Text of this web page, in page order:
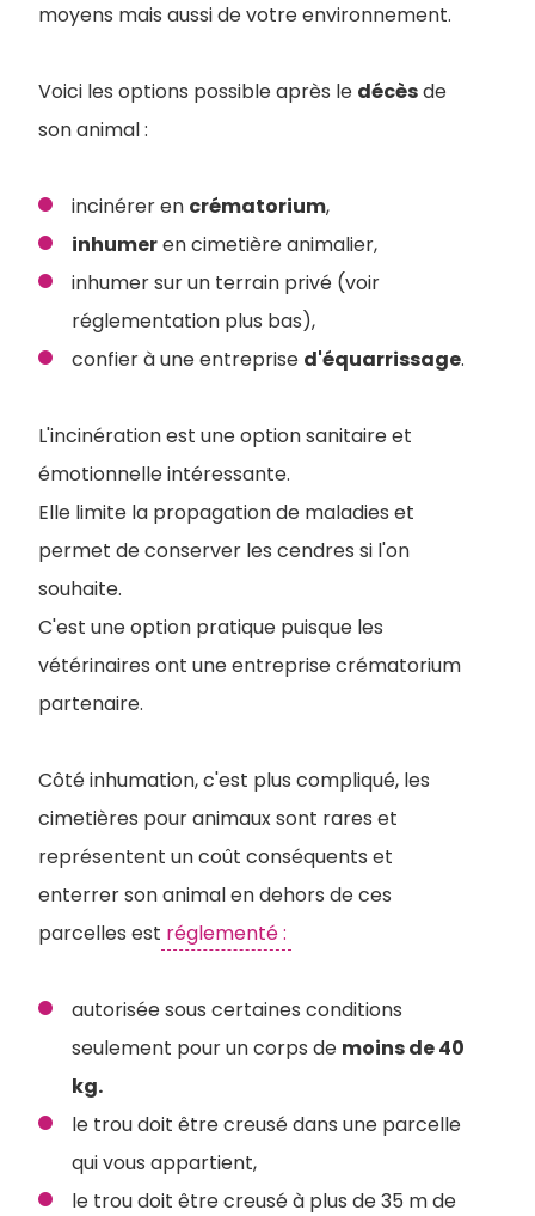
moyens mais aussi de votre environnement.
Voici les options possible après le décèsde
son animal :
incinérer en crématorium,
inhumeren cimetière animalier,
inhumer sur un terrain privé (voir
réglementation plus bas),
confier à une entreprise d'équarrissage.
L'incinération est une option sanitaire et
émotionnelle intéressante.
Elle limite la propagation de maladies et
permet de conserver les cendres si l'on
souhaite.
C'est une option pratique puisque les
vétérinaires ont une entreprise crématorium
partenaire.
Côté inhumation, c'est plus compliqué, les
cimetières pour animaux sont rares et
représentent un coût conséquents et
enterrer son animal en dehors de ces
parcelles est réglementé :
autorisée sous certaines conditions
seulement pour un corps de moins de 40
kg.
le trou doit être creusé dans une parcelle
qui vous appartient,
le trou doit être creusé à plus de 35 m de